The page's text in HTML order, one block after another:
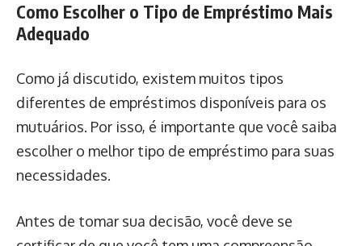
Como Escolher o Tipo de Empréstimo Mais
Adequado
Como já discutido, existem muitos tipos
diferentes de empréstimos disponíveis para os
mutuários. Por isso, é importante que você saiba
escolher o melhor tipo de empréstimo para suas
necessidades.
Antes de tomar sua decisão, você deve se